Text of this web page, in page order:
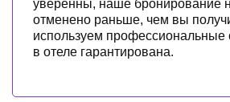
уверенны, наше бронирование
отменено раньше, чем вы
используем профессиональные
в отеле гарантирована.